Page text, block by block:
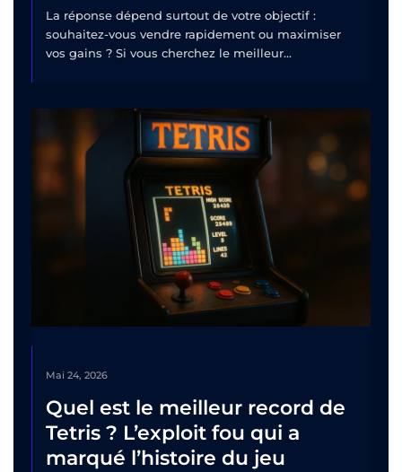
La réponse dépend surtout de votre objectif :
souhaitez-vous vendre rapidement ou maximiser
vos gains ? Si vous cherchez le meilleur...
Mai 24, 2026
Quel est le meilleur record de
Tetris ? L’exploit fou qui a
marqué l’histoire du jeu